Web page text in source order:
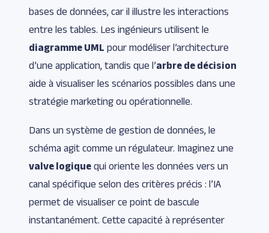
bases de données, car il illustre les interactions
entre les tables. Les ingénieurs utilisent le
diagramme UML pour modéliser l’architecture
d’une application, tandis que l’arbre de décision
aide à visualiser les scénarios possibles dans une
stratégie marketing ou opérationnelle.
Dans un système de gestion de données, le
schéma agit comme un régulateur. Imaginez une
valve logique qui oriente les données vers un
canal spécifique selon des critères précis : l’IA
permet de visualiser ce point de bascule
instantanément. Cette capacité à représenter